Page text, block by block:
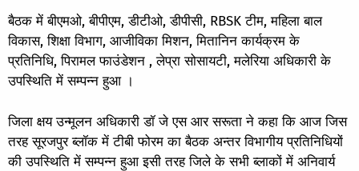
बैठक में बीएमओ, बीपीएम, डीटीओ, डीपीसी, RBSK टीम, महिला बाल
विकास, शिक्षा विभाग, आजीविका मिशन, मितानिन कार्यक्रम के
प्रतिनिधि, पिरामल फाउंडेशन , लेप्रा सोसायटी, मलेरिया अधिकारी के
उपस्थिति में सम्पन्न हुआ ।
जिला क्षय उन्मूलन अधिकारी डॉ जे एस आर सरूता ने कहा कि आज जिस
तरह सूरजपुर ब्लॉक में टीबी फोरम का बैठक अन्तर विभागीय प्रतिनिधियों
की उपस्थिति में सम्पन्न हुआ इसी तरह जिले के सभी ब्लाकों में अनिवार्य